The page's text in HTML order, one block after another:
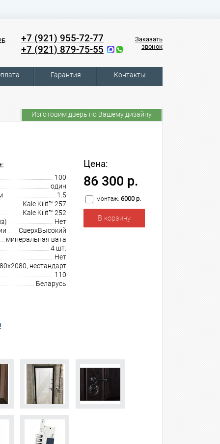
+7 (921) 955-72-77
+7 (921) 879-75-55
Заказать
звонок
Гарантия Контакты
Изготовим дверь по Вашему дизайну
100
один
1.5
Kale Kilit™ 257
Kale Kilit™ 252
Нет
СверхВысокий
минеральная вата
4 шт.
Нет
нестандарт
110
Беларусь
Цена:
86 300 р.
монтаж: 6000 р.